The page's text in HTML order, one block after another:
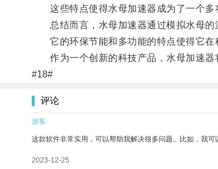
这些特点使得水母加速器成为了一个多
总结而言，水母加速器通过模拟水母的
它的环保节能和多功能的特点使得它在
作为一个创新的科技产品，水母加速器
#18#
评论
游客
这款软件非常实用，可以帮助我解决很多问题。比如，我可
2023-12-25